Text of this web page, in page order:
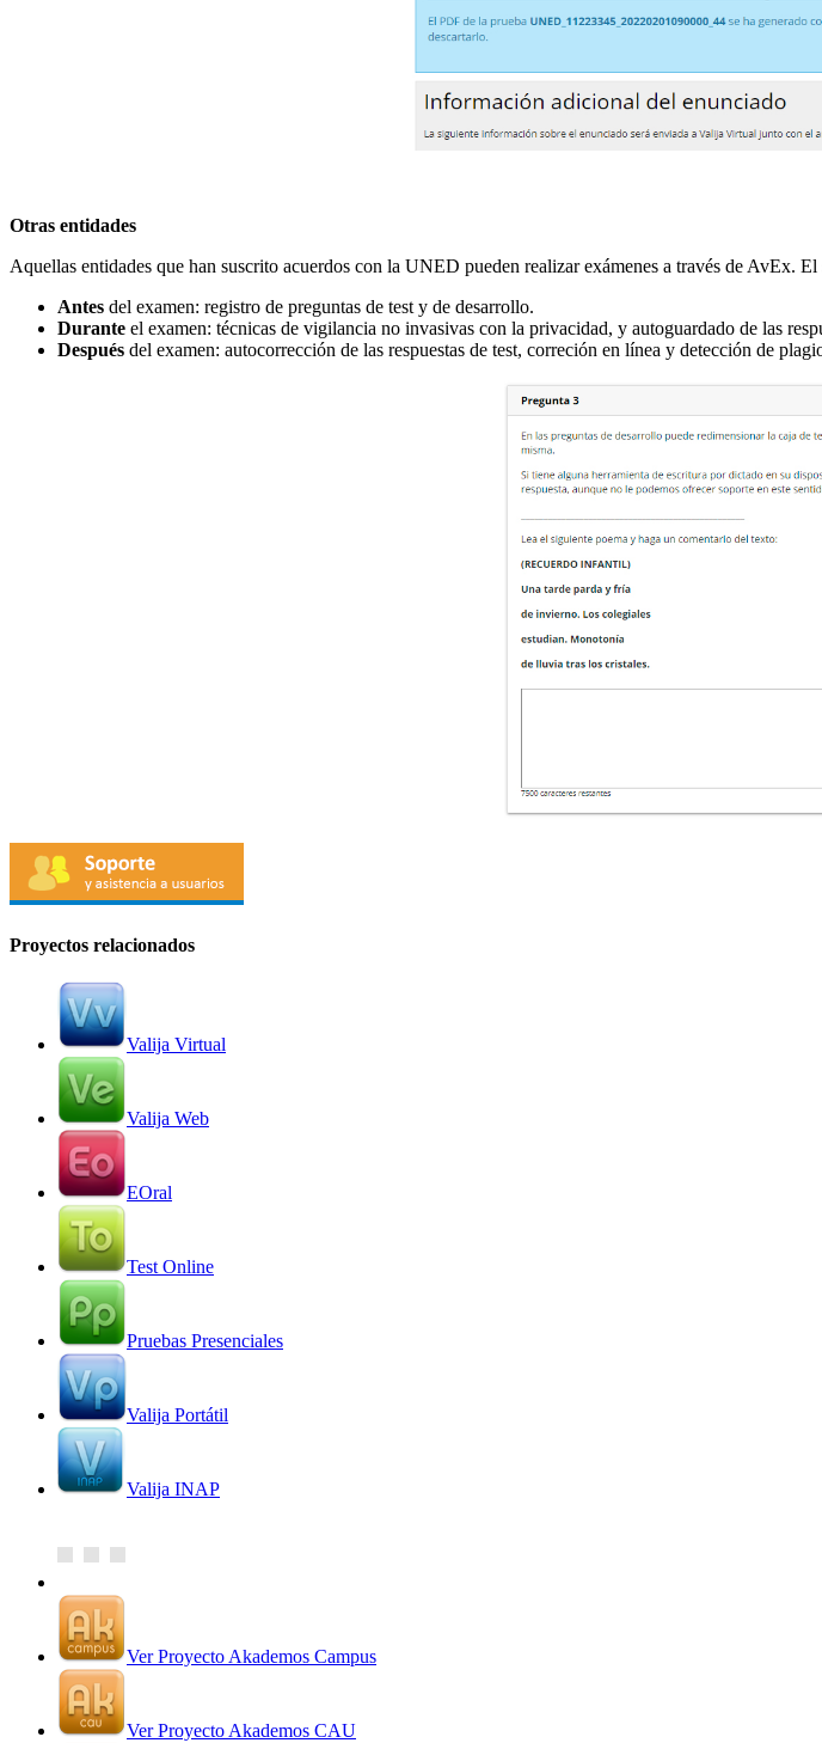
Otras entidades
Aquellas entidades que han suscrito acuerdos con la UNED pueden realizar exámenes a través de AvEx. El
Antes del examen: registro de preguntas de test y de desarrollo.
Durante el examen: técnicas de vigilancia no invasivas con la privacidad, y autoguardado de las
Después del examen: autocorrección de las respuestas de test, correción en línea y detección de
Proyectos relacionados
Valija Virtual
Valija Web
EOral
Test Online
Pruebas Presenciales
Valija Portátil
Valija INAP
Ver Proyecto Akademos Campus
Ver Proyecto Akademos CAU